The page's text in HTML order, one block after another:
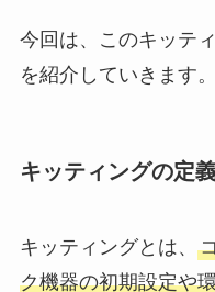
今回は、このキッテ
を紹介していきます。
キッティングの定
​​キッティングとは、
ク機器の初期設定や